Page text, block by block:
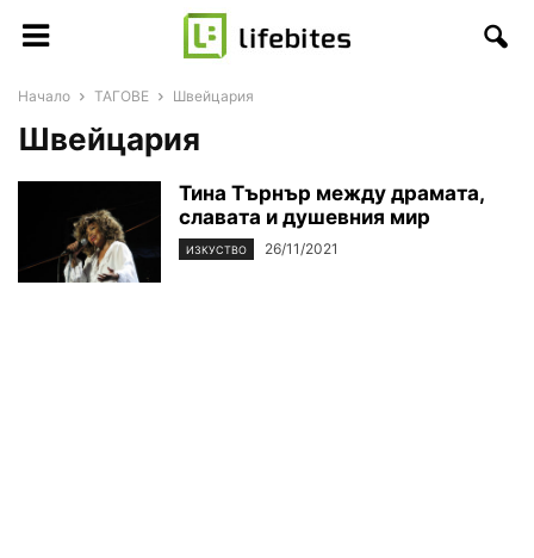
Начало ТАГОВЕ Швейцария
Швейцария
Тина Търнър между драмата,
славата и душевния мир
ИЗКУСТВО 26/11/2021